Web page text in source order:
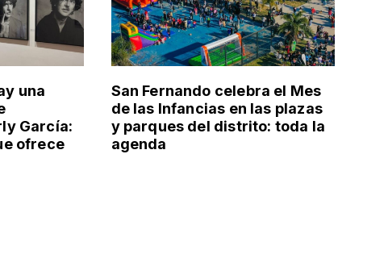
una
García:
ofrece
San Fernando celebra el Mes
de las Infancias en las plazas
y parques del distrito: toda la
agenda